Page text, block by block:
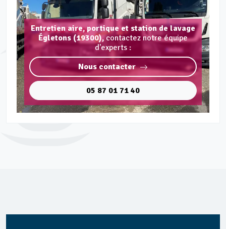
Entretien aire, portique et station de lavage
Égletons (19300),contactez notre équipe
d'experts :
Nous contacter
05 87 01 71 40